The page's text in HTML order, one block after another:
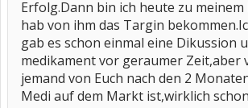
Erfolg.Dann bin ich heute zu
hab von ihm das Targin
gab es schon einmal eine Dikussion
medikament vor geraumer Zeit,aber
jemand von Euch nach den 2
Medi auf dem Markt ist,wirklich schon